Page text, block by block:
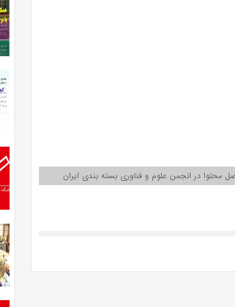
محتوا در انجمن علوم و فناوری بسته بندی ایران